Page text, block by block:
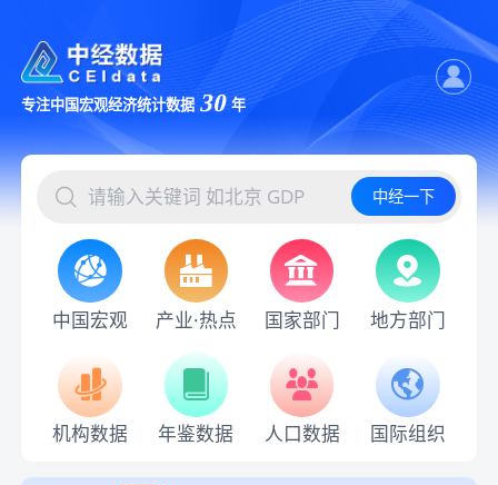
专注中国宏观经济统计数据 30 年
中经一下
中国宏观 产业·热点 国家部门 地方部门
机构数据 年鉴数据 人口数据 国际组织